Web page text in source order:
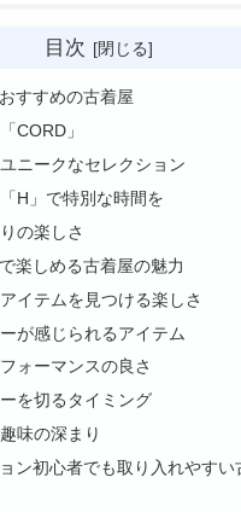
目次
すすめの古着屋
CORD」
ニークなセレクション
H」で特別な時間を
の楽しさ
楽しめる古着屋の魅力
イテムを見つける楽しさ
が感じられるアイテム
ォーマンスの良さ
を切るタイミング
味の深まり
ン初心者でも取り入れやすい